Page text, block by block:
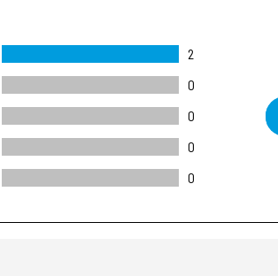
2
0
0
0
0